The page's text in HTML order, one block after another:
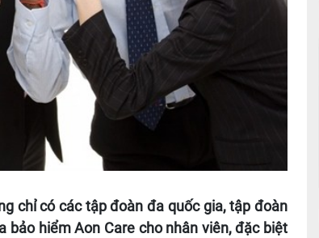
chỉ có các tập đoàn đa quốc gia, tập đoàn
bảo hiểm Aon Care cho nhân viên, đặc biệt